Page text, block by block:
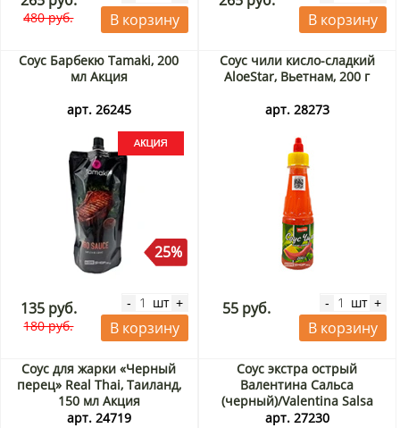
480 руб. В корзину В корзину
Соус Барбекю Tamaki, 200
мл Акция
арт. 26245
25%
135 руб.
180 руб.
- шт +
В корзину
Соус чили кисло-сладкий
AloeStar, Вьетнам, 200 г
арт. 28273
55 руб. - шт +
В корзину
Соус для жарки «Черный
перец» Real Thai, Таиланд,
150 мл Акция
арт. 24719
Соус экстра острый
Валентина Сальса
(черный)/Valentina Salsa
Picante Extra (black) Сальса
арт. 27230